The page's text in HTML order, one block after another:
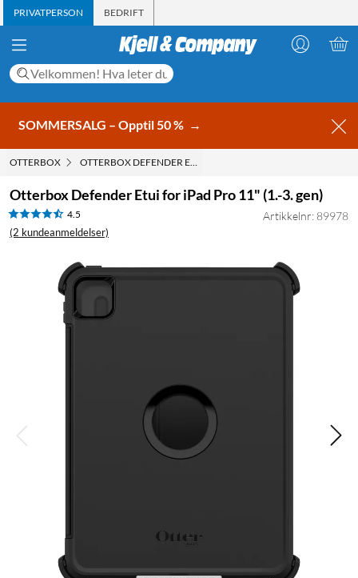
PRIVATPERSON BEDRIFT
SOMMERSALG – Opptil 50 % →
OTTERBOX OTTERBOX DEFENDER ETUI FOR IPAD PRO 11" (1.-3. GEN)
Otterbox Defender Etui for iPad Pro 11" (1.-3. gen)
4.5
(2 kundeanmeldelser)
Artikkelnr: 89978